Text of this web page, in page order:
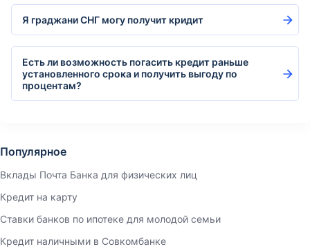
Я граджани СНГ могу получит кридит
Есть ли возможность погасить кредит раньше
установленного срока и получить выгоду по
процентам?
Популярное
Вклады Почта Банка для физических лиц
Кредит на карту
Ставки банков по ипотеке для молодой семьи
Кредит наличными в Совкомбанке